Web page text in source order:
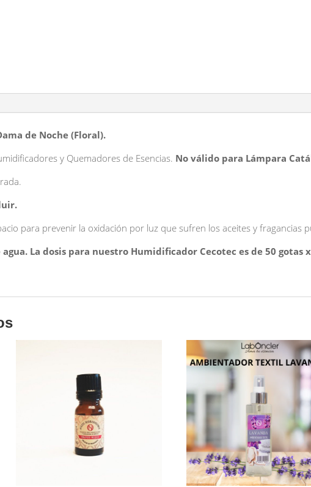
de Noche (Floral).
y Quemadores de Esencias. No válido para Lámpara
para prevenir la oxidación por luz que sufren los aceites y fragancias
La dosis para nuestro Humidificador Cecotec es de 50 gotas